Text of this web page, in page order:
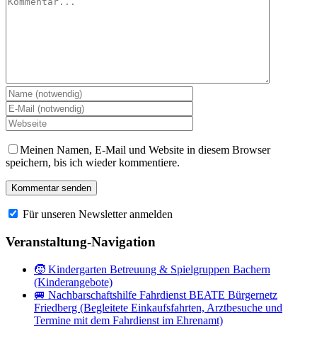
Meinen Namen, E-Mail und Website in diesem Browser
speichern, bis ich wieder kommentiere.
Für unseren Newsletter anmelden
Veranstaltung-Navigation
🧒 Kindergarten Betreuung & Spielgruppen Bachern
(Kinderangebote)
🚐 Nachbarschaftshilfe Fahrdienst BEATE Bürgernetz
Friedberg (Begleitete Einkaufsfahrten, Arztbesuche und
Termine mit dem Fahrdienst im Ehrenamt)